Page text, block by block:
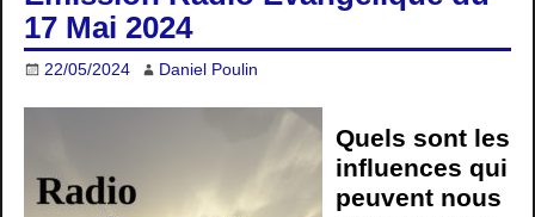
17 Mai 2024
22/05/2024 Daniel Poulin
Quels sont les
influences qui
peuvent nous